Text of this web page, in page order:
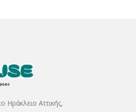
Αττικής,